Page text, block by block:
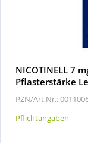
NICOTINELL 7
Pflasterstärke
PZN/Art.Nr.:
Pflichtangaben